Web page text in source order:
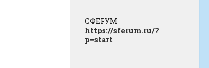
СФЕРУМ
https://sferum.ru/?
p=start